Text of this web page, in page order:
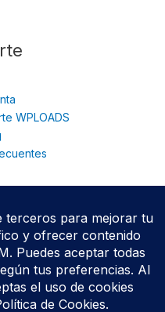
WPLOADS
y Temas Premium para